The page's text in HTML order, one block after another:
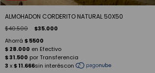
ALMOHADON CORDERITO NATURAL 50X50
$40.500 $35.000